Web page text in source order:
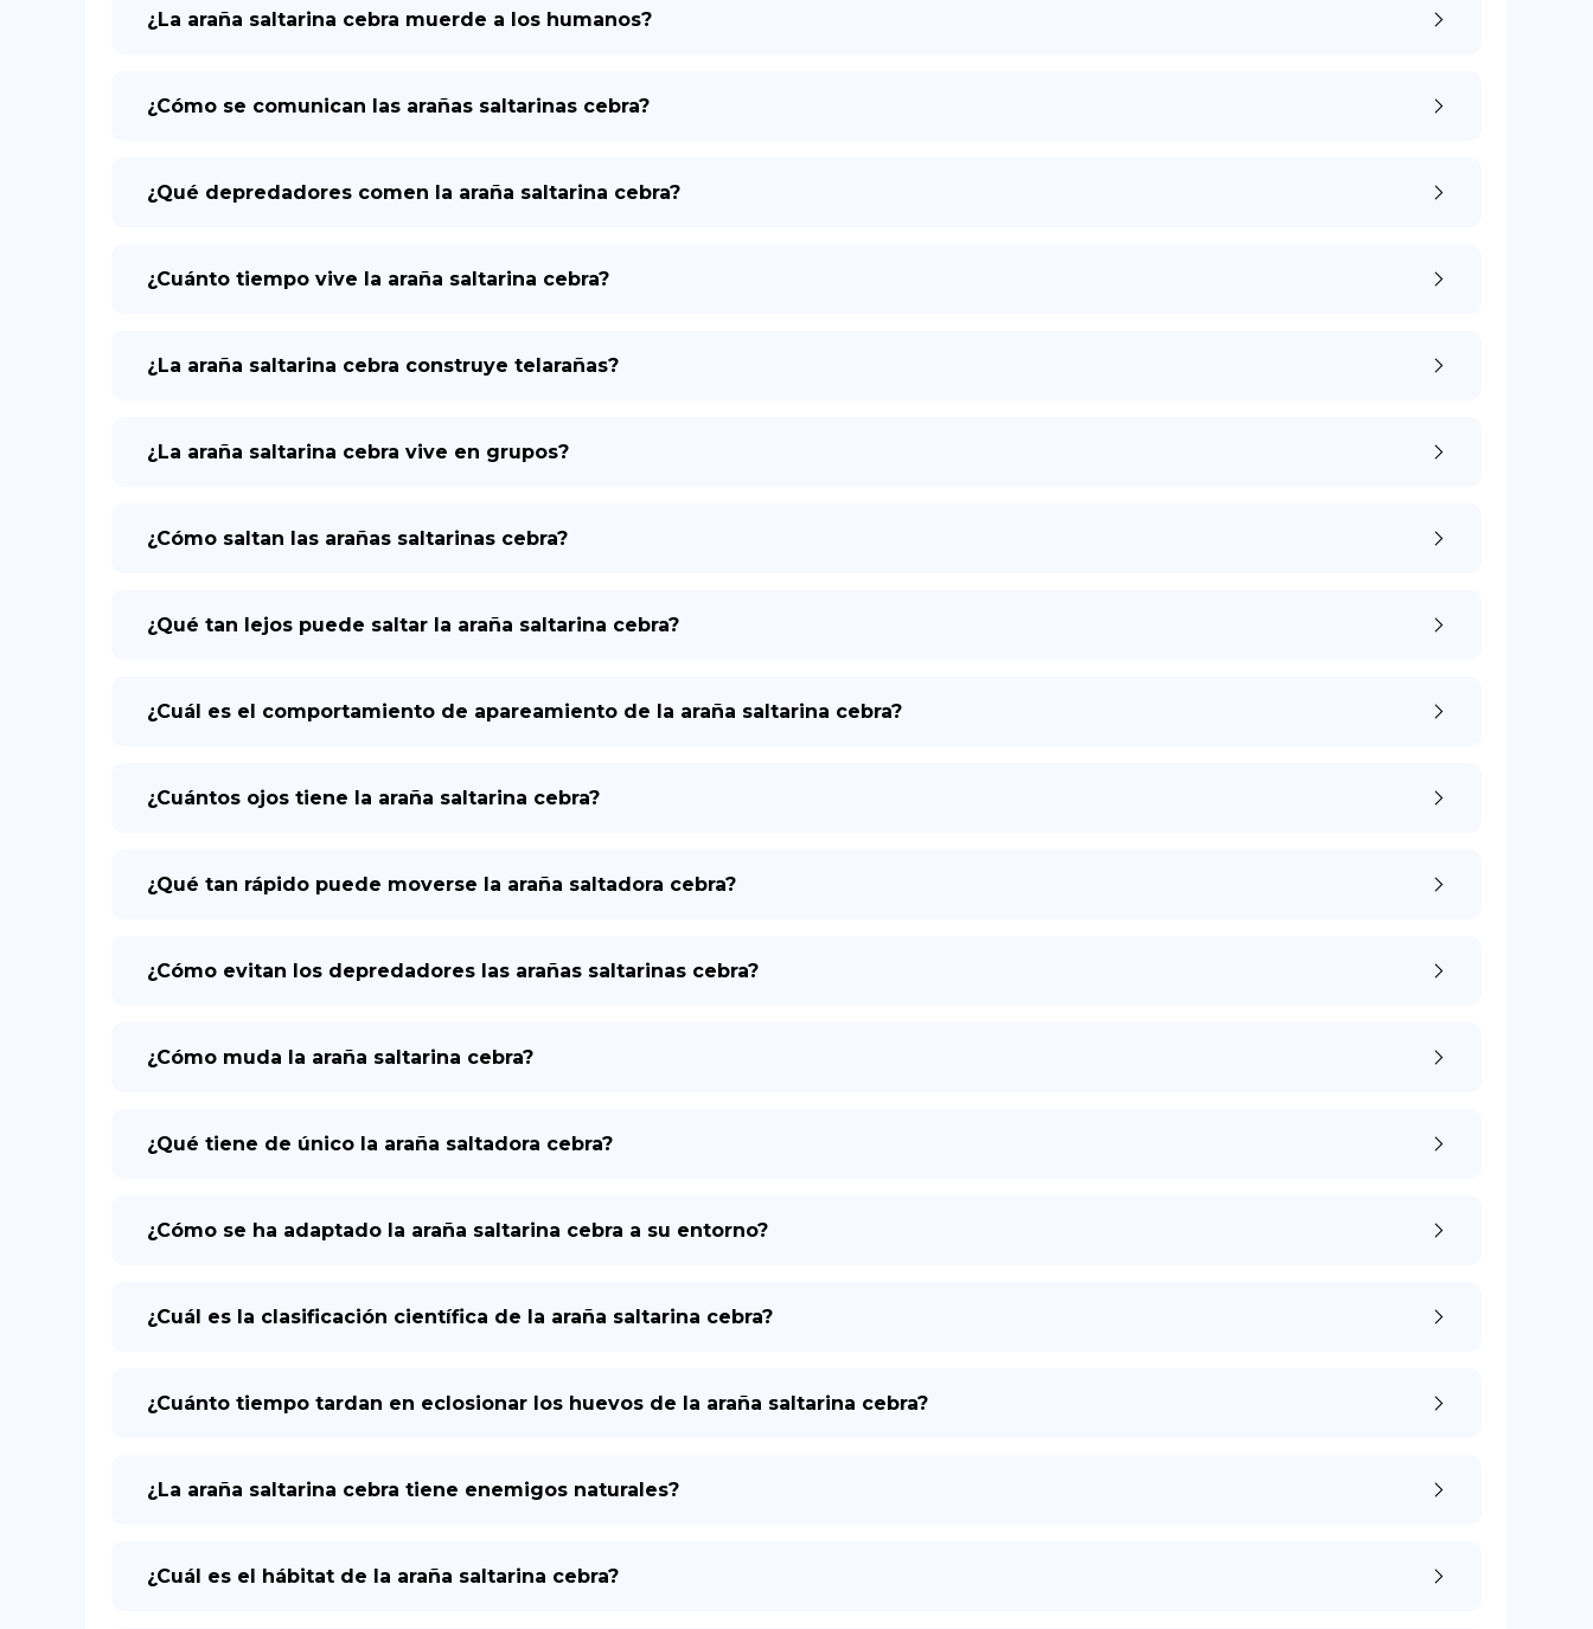
¿La araña saltarina cebra muerde a los humanos?
¿Cómo se comunican las arañas saltarinas cebra?
¿Qué depredadores comen la araña saltarina cebra?
¿Cuánto tiempo vive la araña saltarina cebra?
¿La araña saltarina cebra construye telarañas?
¿La araña saltarina cebra vive en grupos?
¿Cómo saltan las arañas saltarinas cebra?
¿Qué tan lejos puede saltar la araña saltarina cebra?
¿Cuál es el comportamiento de apareamiento de la araña saltarina cebra?
¿Cuántos ojos tiene la araña saltarina cebra?
¿Qué tan rápido puede moverse la araña saltadora cebra?
¿Cómo evitan los depredadores las arañas saltarinas cebra?
¿Cómo muda la araña saltarina cebra?
¿Qué tiene de único la araña saltadora cebra?
¿Cómo se ha adaptado la araña saltarina cebra a su entorno?
¿Cuál es la clasificación científica de la araña saltarina cebra?
¿Cuánto tiempo tardan en eclosionar los huevos de la araña saltarina cebra?
¿La araña saltarina cebra tiene enemigos naturales?
¿Cuál es el hábitat de la araña saltarina cebra?